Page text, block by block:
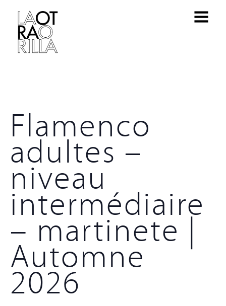
Flamenco
adultes –
niveau
intermédiaire
– martinete |
Automne
2026